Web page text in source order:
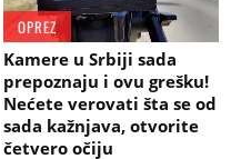
OPREZ
Kamere u Srbiji sada
prepoznaju i ovu grešku!
Nećete verovati šta se od
sada kažnjava, otvorite
četvero očiju